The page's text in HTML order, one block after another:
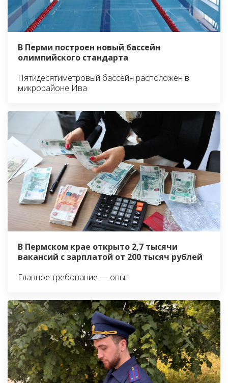
В Перми построен новый бассейн
олимпийского стандарта
Пятидесятиметровый бассейн расположен в
микрорайоне Ива
В Пермском крае открыто 2,7 тысячи
вакансий с зарплатой от 200 тысяч рублей
Главное требование — опыт